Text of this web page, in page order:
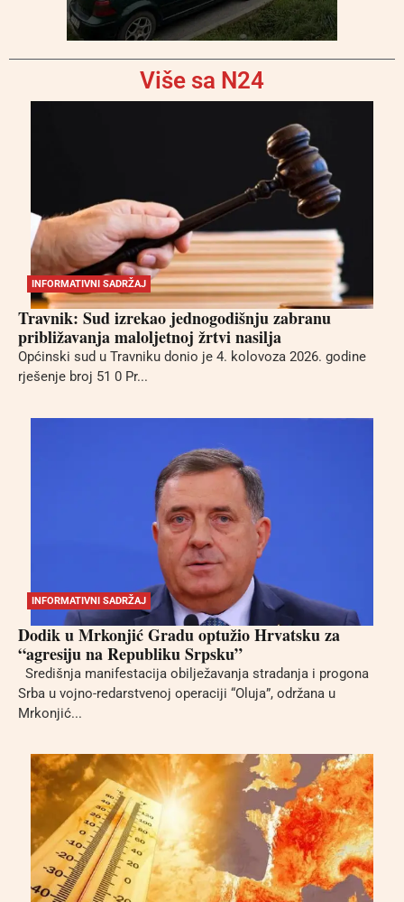
Više sa N24
INFORMATIVNI SADRŽAJ
Travnik: Sud izrekao jednogodišnju zabranu
približavanja maloljetnoj žrtvi nasilja
Općinski sud u Travniku donio je 4. kolovoza 2026. godine
rješenje broj 51 0 Pr...
INFORMATIVNI SADRŽAJ
Dodik u Mrkonjić Gradu optužio Hrvatsku za
“agresiju na Republiku Srpsku”
Središnja manifestacija obilježavanja stradanja i progona
Srba u vojno-redarstvenoj operaciji “Oluja”, održana u
Mrkonjić...